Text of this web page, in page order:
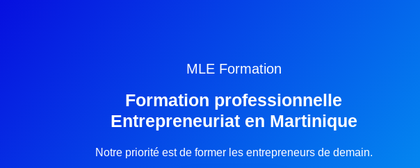
MLE Formation
Formation professionnelle
Entrepreneuriat en Martinique
Notre priorité est de former les entrepreneurs de demain.